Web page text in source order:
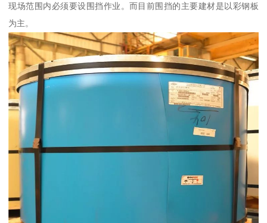
现场范围内必须要设围挡作业。而目前围挡的主要建材是以彩钢板
为主。